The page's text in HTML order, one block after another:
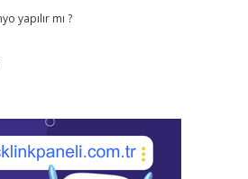
yapılır mı ?